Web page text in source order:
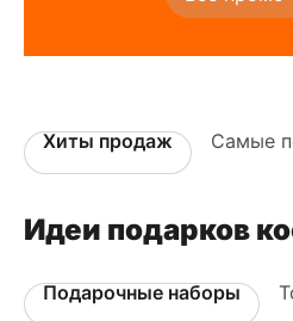
Хиты продаж Самые
Идеи подарков
Подарочные наборы